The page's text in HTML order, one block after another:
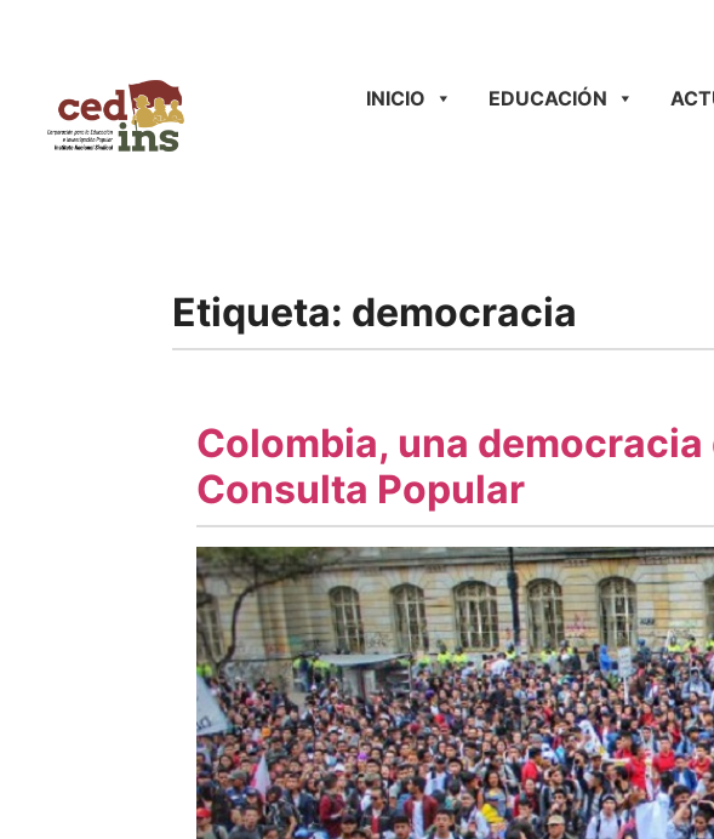
INICIO EDUCACIÓN
Etiqueta: democracia
Colombia, una
Consulta Popular